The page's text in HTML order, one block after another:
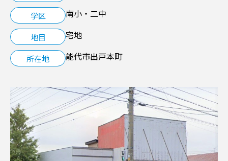
学区 南小・二中
地目 宅地
所在地 能代市出戸本町